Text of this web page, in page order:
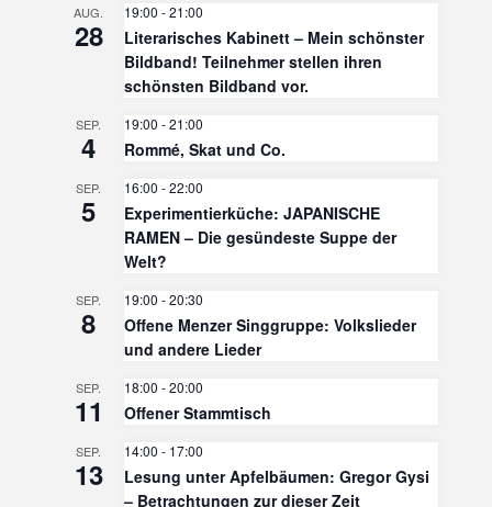
AUG.
28
19:00 -21:00
Literarisches Kabinett – Mein schönster
Bildband! Teilnehmer stellen ihren
schönsten Bildband vor.
SEP.
4
19:00 -21:00
Rommé, Skat und Co.
SEP.
5
16:00 -22:00
Experimentierküche: JAPANISCHE
RAMEN – Die gesündeste Suppe der
Welt?
SEP.
8
19:00 -20:30
Offene Menzer Singgruppe: Volkslieder
und andere Lieder
SEP.
11
18:00 -20:00
Offener Stammtisch
SEP.
13
14:00 - 17:00
Lesung unter Apfelbäumen: Gregor Gysi
– Betrachtungen zur dieser Zeit